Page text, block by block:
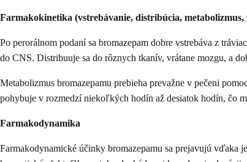
Farmakokinetika (vstrebávanie, distribúcia, metabolizmus,
Po perorálnom podaní sa bromazepam dobre vstrebáva z
do CNS. Distribuuje sa do rôznych tkanív, vrátane mozgu, a
Metabolizmus bromazepamu prebieha prevažne v pečeni
pohybuje v rozmedzí niekoľkých hodín až desiatok hodín, čo
Farmakodynamika
Farmakodynamické účinky bromazepamu sa prejavujú